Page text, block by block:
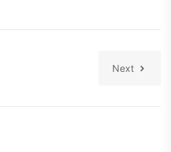
Next